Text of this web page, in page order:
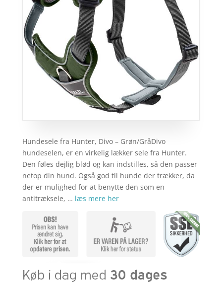
Hundesele fra Hunter, Divo – Grøn/GråDivo
hundeselen, er en virkelig lækker sele fra Hunter.
Den føles dejlig blød og kan indstilles, så den passer
netop din hund. Også god til hunde der trækker, da
der er mulighed for at benytte den som en
antitræksele, … læs mere her